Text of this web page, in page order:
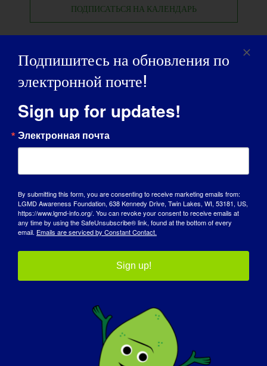
ПОДПИСАТЬСЯ НА КАЛЕНДАРЬ
ДЕНЬ ОСВЕДОМЛЕННОСТИ
БАЗА ЗНАНИЙ
О НАС
СОБЫТИЯ
Подпишитесь на обновления по
электронной почте!
Sign up for updates!
Электронная почта
By submitting this form, you are consenting to receive marketing emails from:
LGMD Awareness Foundation, 638 Kennedy Drive, Twin Lakes, WI, 53181, US,
https://www.lgmd-info.org/. You can revoke your consent to receive emails at
any time by using the SafeUnsubscribe® link, found at the bottom of every
email. Emails are serviced by Constant Contact.
Sign up!